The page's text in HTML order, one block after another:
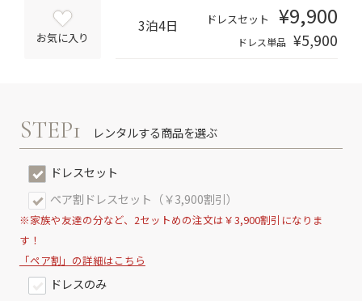
お気に入り
3泊4日 ドレスセット ¥9,900
ドレス単品 ¥5,900
STEP1 レンタルする商品を選ぶ
ドレスセット
ペア割ドレスセット（￥3,900割引）
※家族や友達の分など、2セットめの注文は￥3,900割引になりま
す！
「ペア割」の詳細はこちら
ドレスのみ